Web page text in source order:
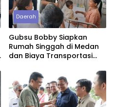
Daerah
Gubsu Bobby Siapkan
Rumah Singgah di Medan
dan Biaya Transportasi
Penderita Suspek Leukemia
Asal Nias Barat